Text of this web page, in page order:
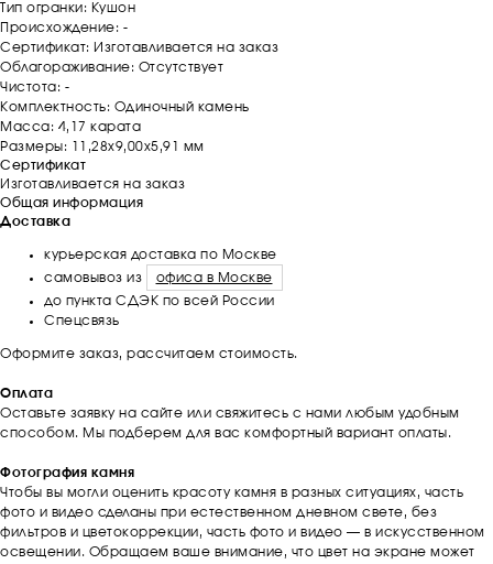
Тип огранки: Кушон
Происхождение: -
Сертификат: Изготавливается на заказ
Облагораживание: Отсутствует
Чистота: -
Комплектность: Одиночный камень
Масса: 4,17 карата
Размеры: 11,28х9,00х5,91 мм
Сертификат
Изготавливается на заказ
Общая информация
Доставка
курьерская доставка по Москве
самовывоз из
офиса в Москве
до пункта СДЭК по всей России
Спецсвязь
Оформите заказ, рассчитаем стоимость.
Оплата
Оставьте заявку на сайте или свяжитесь с нами любым удобным
способом. Мы подберем для вас комфортный вариант оплаты.
Фотография камня
Чтобы вы могли оценить красоту камня в разных ситуациях, часть
фото и видео сделаны при естественном дневном свете, без
фильтров и цветокоррекции, часть фото и видео — в искусственном
освещении. Обращаем ваше внимание, что цвет на экране может